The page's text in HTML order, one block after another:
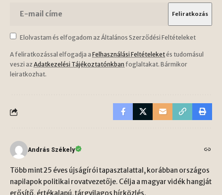
Elolvastam és elfogadom az Általános Szerződési Feltételeket
A feliratkozással elfogadja a Felhasználási Feltételeketés tudomásul
veszi az Adatkezelési Tájékoztatónkban foglaltakat. Bármikor
leiratkozhat.
András Székely
Több mint 25 éves újságírói tapasztalattal, korábban országos
napilapok politikai rovatvezetője. Célja a magyar vidék hangját